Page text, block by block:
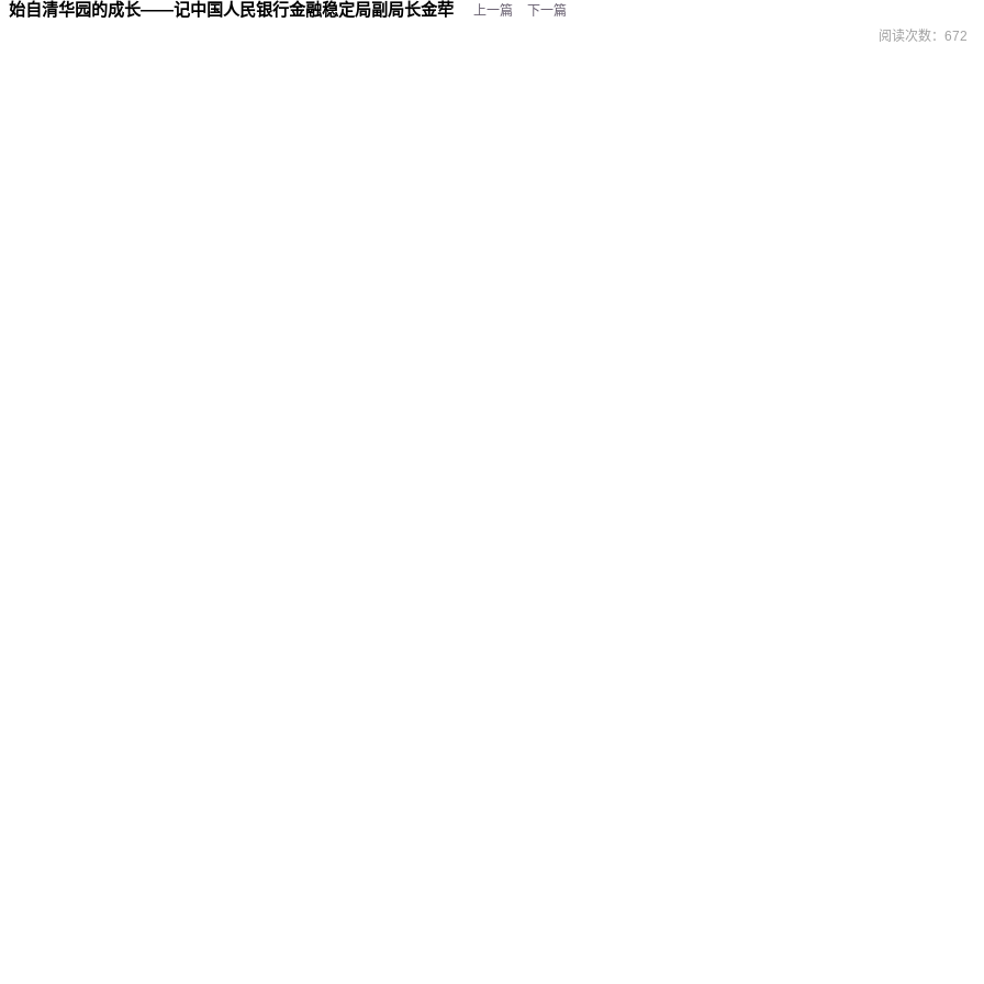
始自清华园的成长——记中国人民银行金融稳定局副局长金荦 上一篇
下一篇
阅读次数： 672